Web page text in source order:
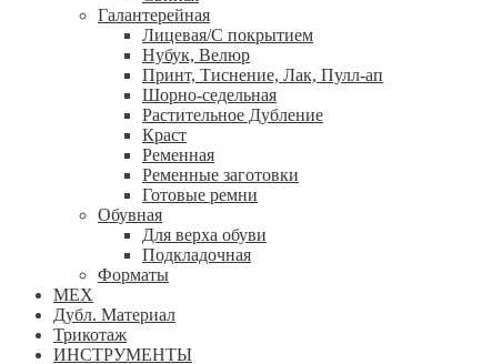
Галантерейная
Лицевая/С покрытием
Нубук, Велюр
Принт, Тиснение, Лак, Пулл-ап
Шорно-седельная
Растительное Дубление
Краст
Ременная
Ременные заготовки
Готовые ремни
Обувная
Для верха обуви
Подкладочная
Форматы
МЕХ
Дубл. Материал
Трикотаж
ИНСТРУМЕНТЫ